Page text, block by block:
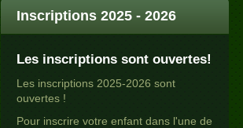
Inscriptions 2025 - 2026
Les inscriptions sont ouvertes!
Les inscriptions 2025-2026 sont
ouvertes !
Pour inscrire votre enfant dans l'une de